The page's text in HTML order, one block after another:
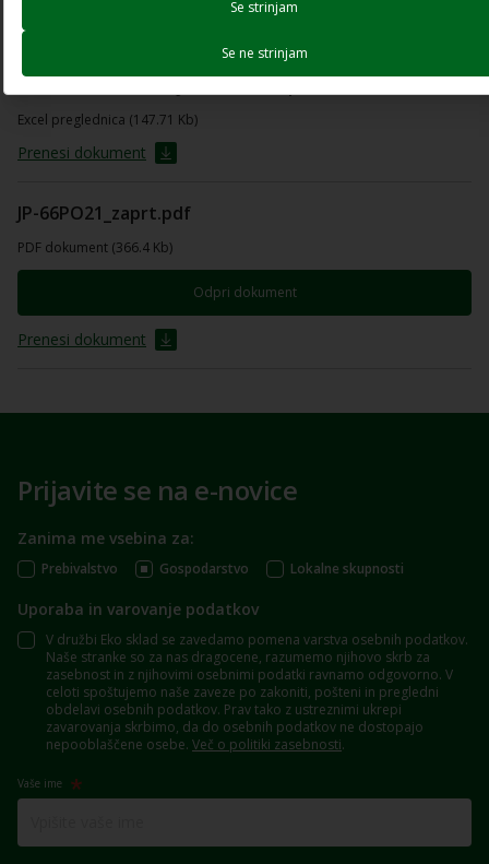
Prenesi dokument
Excel preglednica (147.71 Kb)
Prenesi dokument
JP-66PO21_zaprt.pdf
PDF dokument (366.4 Kb)
Odpri dokument
Prenesi dokument
Prijavite se na e-novice
Zanima me vsebina za:
Prebivalstvo Gospodarstvo Lokalne skupnosti
Uporaba in varovanje podatkov
V družbi Eko sklad se zavedamo pomena varstva osebnih podatkov.
Naše stranke so za nas dragocene, razumemo njihovo skrb za
zasebnost in z njihovimi osebnimi podatki ravnamo odgovorno. V
celoti spoštujemo naše zaveze po zakoniti, pošteni in pregledni
obdelavi osebnih podatkov. Prav tako z ustreznimi ukrepi
zavarovanja skrbimo, da do osebnih podatkov ne dostopajo
nepooblaščene osebe. Več o politiki zasebnosti.
Vaše ime
Se strinjam
Se ne strinjam